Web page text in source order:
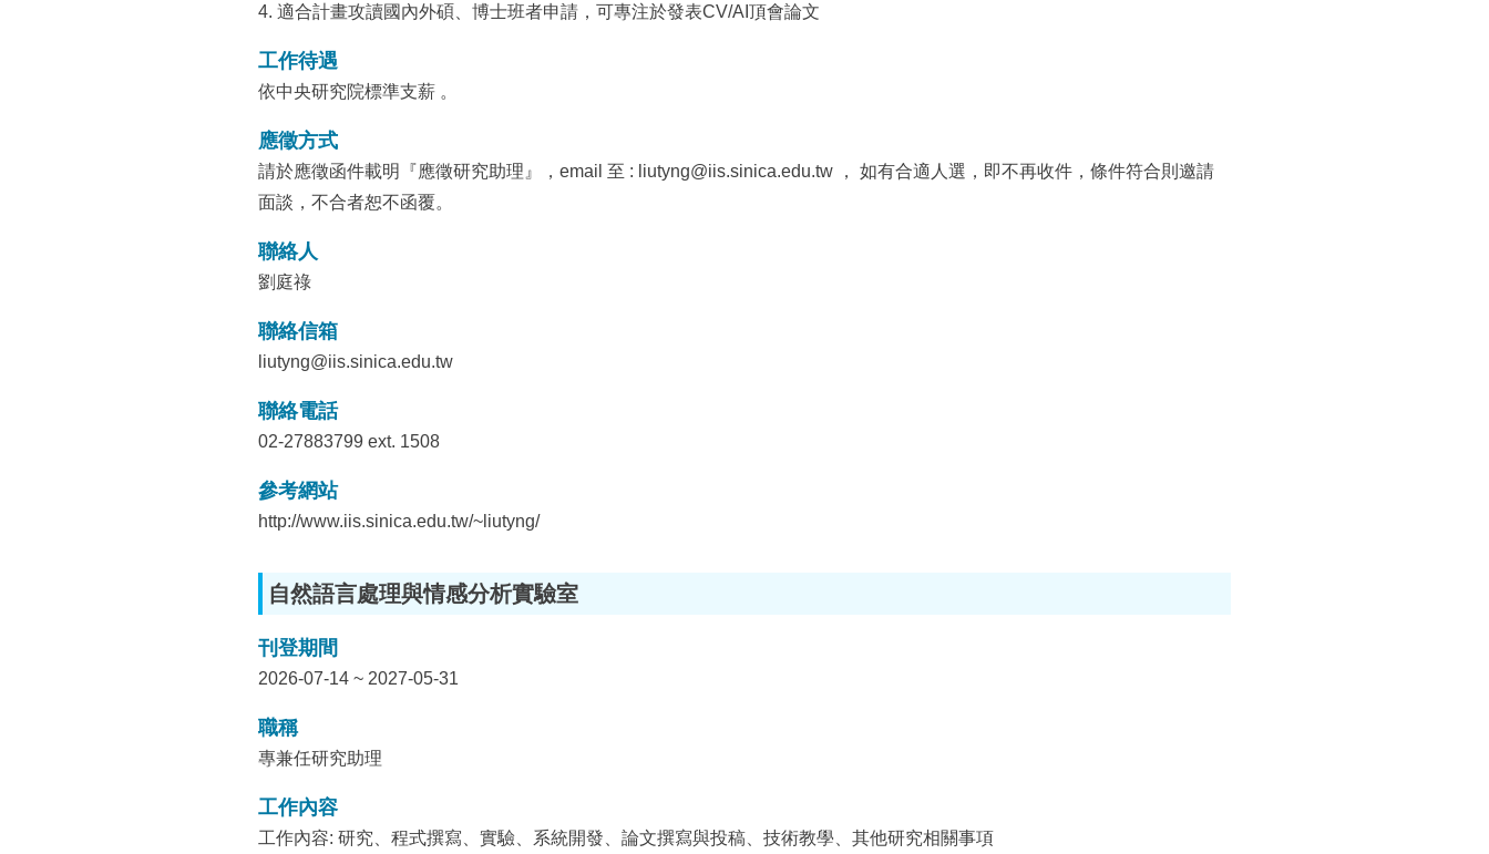
4. 適合計畫攻讀國內外碩、博士班者申請，可專注於發表CV/AI頂會論文
工作待遇
依中央研究院標準支薪 。
應徵方式
請於應徵函件載明『應徵研究助理』，email 至 : liutyng@iis.sinica.edu.tw ， 如有合適人選，即不再收件，條件符合則邀請
面談，不合者恕不函覆。
聯絡人
劉庭祿
聯絡信箱
liutyng@iis.sinica.edu.tw
聯絡電話
02-27883799 ext. 1508
參考網站
http://www.iis.sinica.edu.tw/~liutyng/
自然語言處理與情感分析實驗室
刊登期間
2026-07-14 ~ 2027-05-31
職稱
專兼任研究助理
工作內容
工作內容: 研究、程式撰寫、實驗、系統開發、論文撰寫與投稿、技術教學、其他研究相關事項